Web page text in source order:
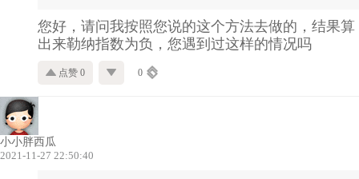
您好，请问我按照您说的这个方法去做的，结果算
出来勒纳指数为负，您遇到过这样的情况吗
点赞 0 0
小小胖西瓜
2021-11-27 22:50:40